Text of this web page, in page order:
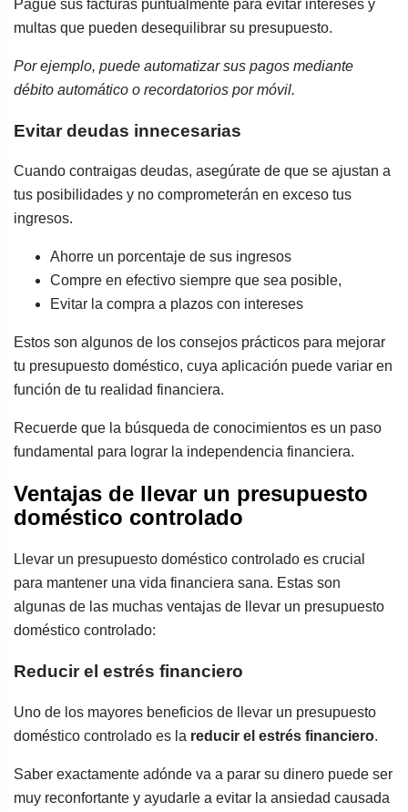
Pague sus facturas puntualmente para evitar intereses y
multas que pueden desequilibrar su presupuesto.
Por ejemplo, puede automatizar sus pagos mediante
débito automático o recordatorios por móvil.
Evitar deudas innecesarias
Cuando contraigas deudas, asegúrate de que se ajustan a
tus posibilidades y no comprometerán en exceso tus
ingresos.
Ahorre un porcentaje de sus ingresos
Compre en efectivo siempre que sea posible,
Evitar la compra a plazos con intereses
Estos son algunos de los consejos prácticos para mejorar
tu presupuesto doméstico, cuya aplicación puede variar en
función de tu realidad financiera.
Recuerde que la búsqueda de conocimientos es un paso
fundamental para lograr la independencia financiera.
Ventajas de llevar un presupuesto
doméstico controlado
Llevar un presupuesto doméstico controlado es crucial
para mantener una vida financiera sana. Estas son
algunas de las muchas ventajas de llevar un presupuesto
doméstico controlado:
Reducir el estrés financiero
Uno de los mayores beneficios de llevar un presupuesto
doméstico controlado es la reducir el estrés financiero.
Saber exactamente adónde va a parar su dinero puede ser
muy reconfortante y ayudarle a evitar la ansiedad causada